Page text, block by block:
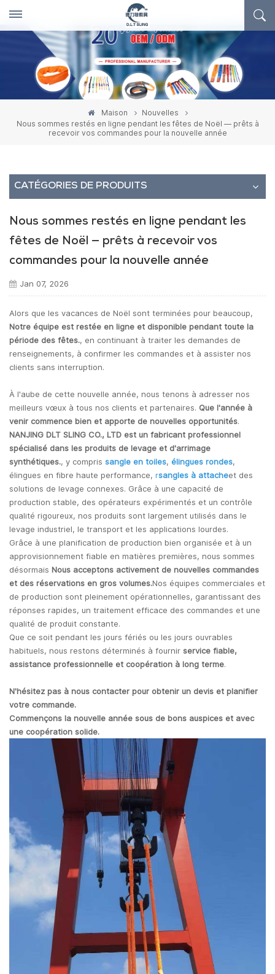
Maison
Nouvelles
Nous sommes restés en ligne pendant les fêtes de Noël — prêts à
recevoir vos commandes pour la nouvelle année
CATÉGORIES DE PRODUITS
Nous sommes restés en ligne pendant les
fêtes de Noël — prêts à recevoir vos
commandes pour la nouvelle année
Jan 07, 2026
Alors que les vacances de Noël sont terminées pour beaucoup,
Notre équipe est restée en ligne et disponible pendant toute la
période des fêtes., en continuant à traiter les demandes de
renseignements, à confirmer les commandes et à assister nos
clients sans interruption.
À l'aube de cette nouvelle année, nous tenons à adresser nos
meilleurs vœux à tous nos clients et partenaires. Que l'année à
venir commence bien et apporte de nouvelles opportunités.
NANJING DLT SLING CO., LTD est un fabricant professionnel
spécialisé dans les produits de levage et d'arrimage
synthétiques., y compris sangle en toiles, élingues rondes,
élingues en fibre haute performance, rsangles à attacheet des
solutions de levage connexes. Grâce à une capacité de
production stable, des opérateurs expérimentés et un contrôle
qualité rigoureux, nos produits sont largement utilisés dans le
levage industriel, le transport et les applications lourdes.
Grâce à une planification de production bien organisée et à un
approvisionnement fiable en matières premières, nous sommes
désormais Nous acceptons activement de nouvelles commandes
et des réservations en gros volumes.Nos équipes commerciales et
de production sont pleinement opérationnelles, garantissant des
réponses rapides, un traitement efficace des commandes et une
qualité de produit constante.
Que ce soit pendant les jours fériés ou les jours ouvrables
habituels, nous restons déterminés à fournir service fiable,
assistance professionnelle et coopération à long terme.
N'hésitez pas à nous contacter pour obtenir un devis et planifier
votre commande.
Commençons la nouvelle année sous de bons auspices et avec
une coopération solide.